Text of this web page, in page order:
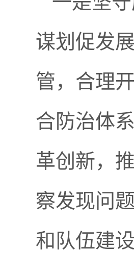
谋划促发
管，合理
合防治体
革创新，
察发现问
和队伍建设